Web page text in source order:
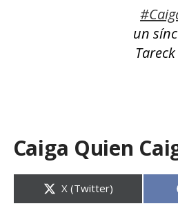
un
Caiga Quien
Compartir
en
X (Twitter)